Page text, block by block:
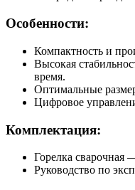
Особенности:
Компактность и
Высокая
время.
Оптимальные
Цифровое
Комплектация:
Горелка сварочная
Руководство по